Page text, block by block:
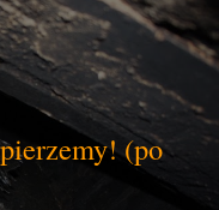
(po